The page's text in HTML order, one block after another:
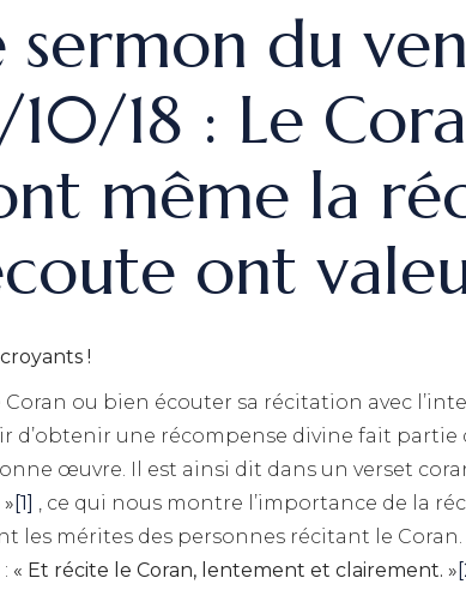
sermon du
10/18 : Le
même la
ont
!
Coran ou bien écouter sa récitation avec
d’obtenir une récompense divine fait
œuvre. Il est ainsi dit dans un verset
[1]
, ce qui nous montre l’importance de la
les mérites des personnes récitant le
« Et récite le Coran, lentement et clairement. »